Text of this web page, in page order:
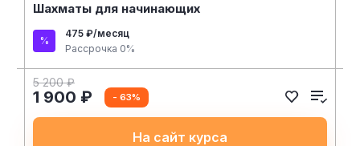
Шахматы для начинающих
475 ₽/месяц
Рассрочка 0%
5 200 ₽
1 900 ₽ - 63%
На сайт курса